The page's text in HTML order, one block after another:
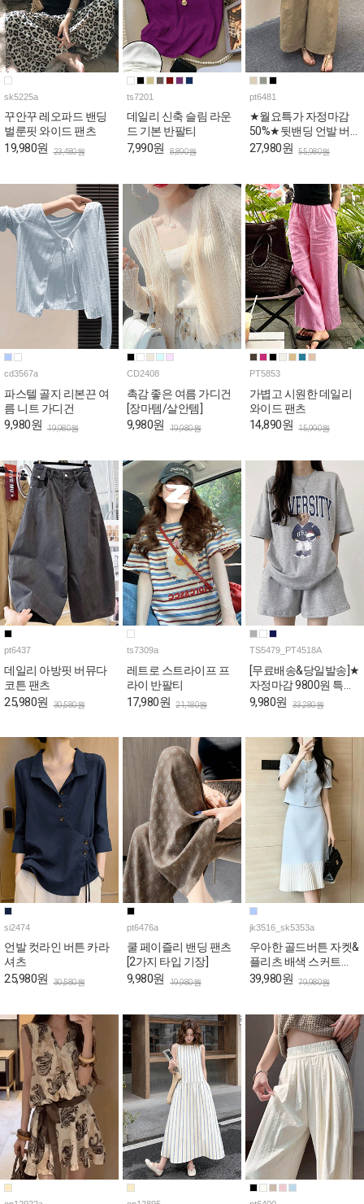
sk5225a
꾸안꾸 레오파드 밴딩
벌룬핏 와이드 팬츠
19,980원 23,480원
ts7201
데일리 신축 슬림 라운
드 기본 반팔티
7,990원 8,890원
pt6481
★월요특가 자정마감
50%★뒷밴딩 언발 버
튼 와이드 코튼 팬츠
27,980원 55,980원
cd3567a
파스텔 골지 리본끈 여
름 니트 가디건
9,980원 19,980원
CD2408
촉감 좋은 여름 가디건
[장마템/살안템]
9,980원 19,980원
PT5853
가볍고 시원한 데일리
와이드 팬츠
14,890원 15,990원
pt6437
데일리 아방핏 버뮤다
코튼 팬츠
25,980원 30,580원
ts7309a
레트로 스트라이프 프
라이 반팔티
17,980원 21,180원
TS5479_PT4518A
[무료배송&당일발송]★
자정마감 9800원 특가
★캐주얼 베어 박시 티
9,980원 33,280원
si2474
언발 컷라인 버튼 카라
셔츠
25,980원 30,580원
pt6476a
쿨 페이즐리 밴딩 팬츠
[2가지 타입 기장]
9,980원 19,980원
jk3516_sk5353a
우아한 골드버튼 자켓&
플리츠 배색 스커트
2SET
39,980원 79,980원